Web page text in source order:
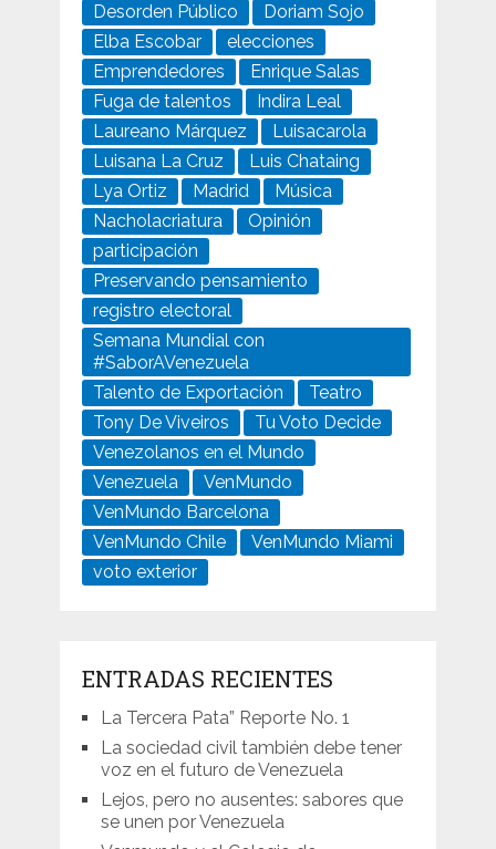
Desorden Público
Doriam Sojo
Elba Escobar
elecciones
Emprendedores
Enrique Salas
Fuga de talentos
Indira Leal
Laureano Márquez
Luisacarola
Luisana La Cruz
Luis Chataing
Lya Ortiz
Madrid
Música
Nacholacriatura
Opinión
participación
Preservando pensamiento
registro electoral
Semana Mundial con
#SaborAVenezuela
Talento de Exportación
Teatro
Tony De Viveiros
Tu Voto Decide
Venezolanos en el Mundo
Venezuela
VenMundo
VenMundo Barcelona
VenMundo Chile
VenMundo Miami
voto exterior
ENTRADAS RECIENTES
La Tercera Pata” Reporte No. 1
La sociedad civil también debe tener
voz en el futuro de Venezuela
Lejos, pero no ausentes: sabores que
se unen por Venezuela